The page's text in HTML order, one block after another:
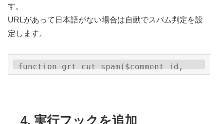
す。
URLがあって日本語がない場合は自動でスパム判定を設
定します。
function grt_cut_spam($comment_id,
    if
4. 実行フックを追加